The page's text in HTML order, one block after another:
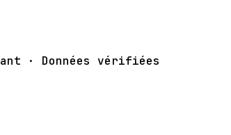
· Données vérifiées